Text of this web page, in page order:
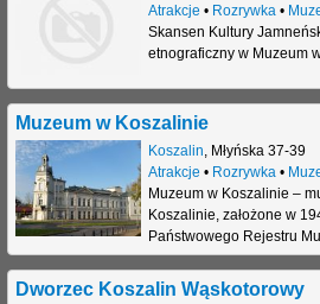
Atrakcje • Rozrywka •
Skansen Kultury
etnograficzny w Muzeum
Muzeum w Koszalinie
Koszalin Młyńska 37-39
Atrakcje • Rozrywka •
Muzeum w Koszalinie –
Koszalinie, założone w
Państwowego Rejestru
Dworzec Koszalin Wąskotorowy